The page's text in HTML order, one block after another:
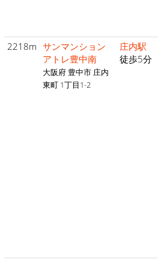
2218m サンマンション
アトレ豊中南
大阪府 豊中市 庄内
東町 1丁目1-2
庄内駅
徒歩5分